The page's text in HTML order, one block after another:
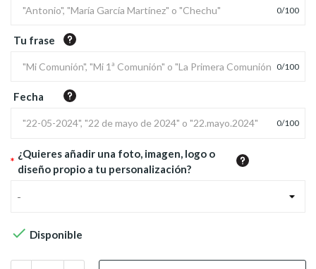
0/100
Tu frase
0/100
Fecha
0/100
*
¿Quieres añadir una foto, imagen, logo o
diseño propio a tu personalización?
-
 Disponible